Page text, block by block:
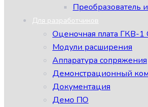
Преобразователь
Для разработчиков
Оценочная плата ГКВ-
Модули расширения
Аппаратура сопряжения
Демонстрационный
Документация
Демо ПО